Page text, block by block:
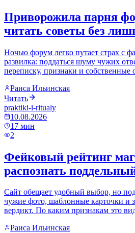
Приворожила парня
читать советы без
Ночью форум легко путает страх с
развилка: поддаться шуму чужих
переписку, признаки и собственные
Раиса Ильинская
Читать
praktiki-i-ritualy
10.08.2026
17 мин
2
Фейковый рейтинг
распознать
Сайт обещает удобный выбор, но
чужие фото, шаблонные карточки и
вердикт. По каким признакам это
Раиса Ильинская